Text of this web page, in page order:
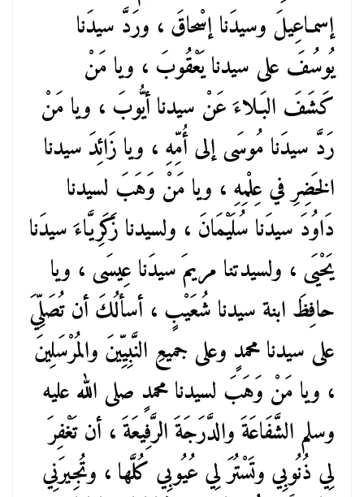
إسمـاعِيلَ وسيدَنا إسْحاقَ ، ورَدَّ سيدَنا
يُوسُفَ على سيدنا يَعْقُوبَ ، ويا مَنْ
كَشَفَ البَـلاءَ عَنْ سيدنا أيُّوبَ ، ويا مَنْ
رَدَّ سيدَنا مُوسَى إلى أُمِّهِ ، ويا زَائِدَ سيدنا
الخَضِرِ في عِلْمِهِ ، ويا مَنْ وَهَبَ لسيدنا
دَاوُدَ سيدَنا سُلَيْمَانَ ، ولسيدنا زَكَرِيَّاءَ سيدَنا
يَحْيَى ، ولسيدتنا مريمَ سيدَنا عِيسَى ، ويا
حافِظَ ابنة سيدنا شُعَيْبٍ ، أسألُكَ أن تُصَلِّيَ
على سيدنا محمدٍ وعلى جميعِ النَّبِيِّينَ والمُرْسَلِينَ
، ويا مَنْ وَهَبَ لسيدنا محمدٍ صلى الله عليه
وسلم الشَّفَاعَةَ والدَّرَجَةَ الرَّفِيعَةَ ، أن تَغْفِرَ
لِي ذُنُوبِي وتَسْتُرَ لِي عُيُوبِي كُلَّها ، وتُجِيرَنِي